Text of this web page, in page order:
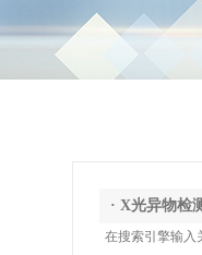
· X光异物检
在搜索引擎输入